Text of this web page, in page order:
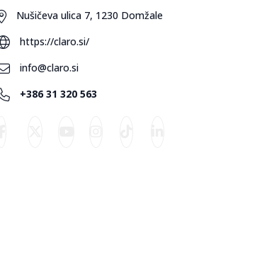
Nušičeva ulica 7, 1230 Domžale
https://claro.si/
info@claro.si
+386 31 320 563